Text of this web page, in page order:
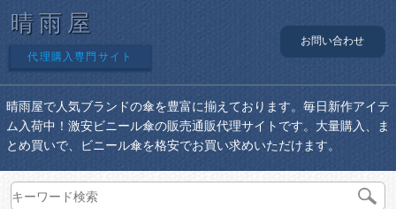
晴雨屋
代理購入専門サイト
お問い合わせ
晴雨屋で人気ブランドの傘を豊富に揃えております。毎日新作アイテ
ム入荷中！激安ビニール傘の販売通販代理サイトです。大量購入、ま
とめ買いで、ビニール傘を格安でお買い求めいただけます。